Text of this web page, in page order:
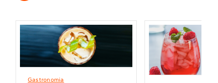
Gastronomia